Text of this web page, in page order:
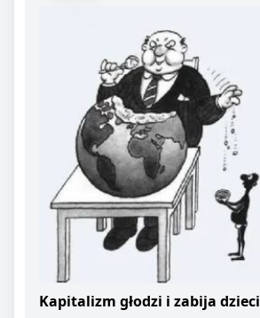
Kapitalizm głodzi i zabija dzieci